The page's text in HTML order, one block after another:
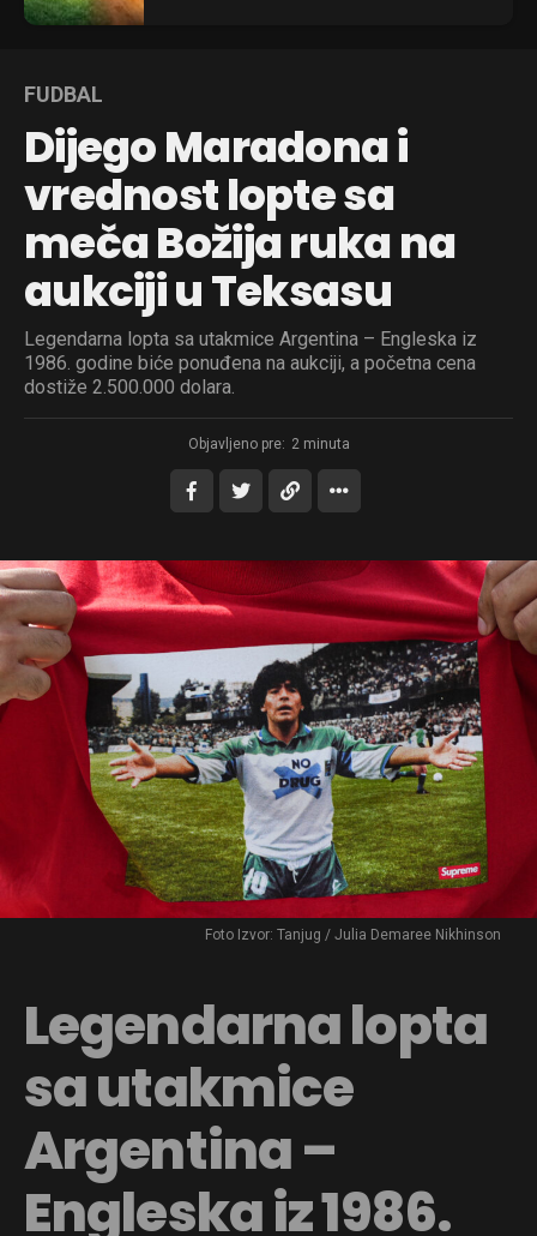
FUDBAL
Dijego Maradona i
vrednost lopte sa
meča Božija ruka na
aukciji u Teksasu
Legendarna lopta sa utakmice Argentina – Engleska iz
1986. godine biće ponuđena na aukciji, a početna cena
dostiže 2.500.000 dolara.
Objavljeno pre: 2 minuta
Foto Izvor: Tanjug / Julia Demaree Nikhinson
Legendarna lopta
sa utakmice
Argentina –
Engleska iz 1986.